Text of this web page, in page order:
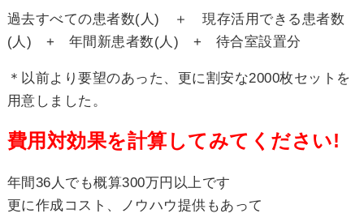
過去すべての患者数(人) ＋ 現存活用できる患者数
(人) + 年間新患者数(人) + 待合室設置分
＊以前より要望のあった、更に割安な2000枚セットを
用意しました。
費用対効果を計算してみてください!
年間36人でも概算300万円以上です
更に作成コスト、ノウハウ提供もあって